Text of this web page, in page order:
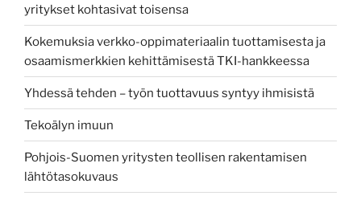
yritykset kohtasivat toisensa
Kokemuksia verkko-oppimateriaalin tuottamisesta ja
osaamismerkkien kehittämisestä TKI-hankkeessa
Yhdessä tehden – työn tuottavuus syntyy ihmisistä
Tekoälyn imuun
Pohjois-Suomen yritysten teollisen rakentamisen
lähtötasokuvaus